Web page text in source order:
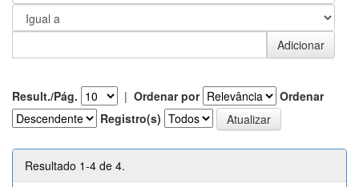
Result./Pág. | Ordenar por
Ordenar
Registro(s)
Resultado 1-4 de 4.